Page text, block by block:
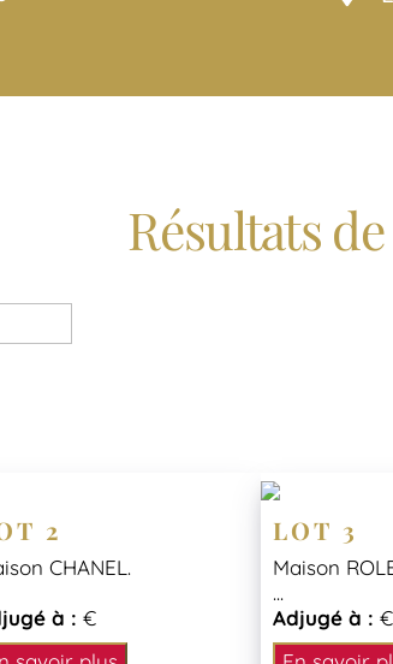
Résultats
2
CHANEL.
à :€
LOT 3
Maison
...
Adjugé à : €